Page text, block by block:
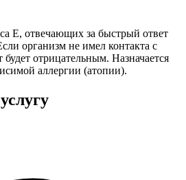
Е, отвечающих за быстрый ответ
организм не имел контакта с
отрицательным. Назначается
аллергии (атопии).